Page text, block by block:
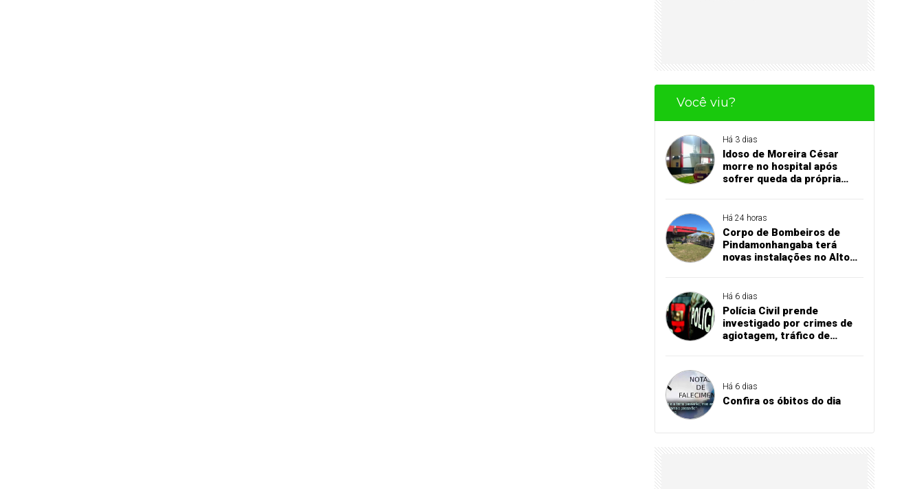
Você viu?
Há 3 dias
Idoso de Moreira César
morre no hospital após
sofrer queda da própria
Há 24 horas
Corpo de Bombeiros de
Pindamonhangaba terá
novas instalações no Alto
Há 6 dias
Polícia Civil prende
investigado por crimes de
agiotagem, tráfico de
Há 6 dias
Confira os óbitos do dia